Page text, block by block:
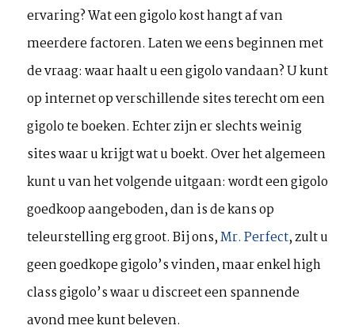
ervaring? Wat een gigolo kost hangt af van
meerdere factoren. Laten we eens beginnen met
de vraag: waar haalt u een gigolo vandaan? U kunt
op internet op verschillende sites terecht om een
gigolo te boeken. Echter zijn er slechts weinig
sites waar u krijgt wat u boekt. Over het algemeen
kunt u van het volgende uitgaan: wordt een gigolo
goedkoop aangeboden, dan is de kans op
teleurstelling erg groot. Bij ons,Mr. Perfect, zult u
geen goedkope gigolo’s vinden, maar enkelhigh
classgigolo’s waar u discreet een spannende
avond mee kunt beleven.